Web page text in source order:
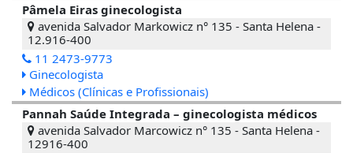
Pâmela Eiras ginecologista
avenida Salvador Markowicz n° 135 - Santa Helena -
12.916-400
11 2473-9773
Ginecologista
Médicos (Clínicas e Profissionais)
Pannah Saúde Integrada – ginecologista médicos
avenida Salvador Marcowicz n° 135 - Santa Helena -
12916-400